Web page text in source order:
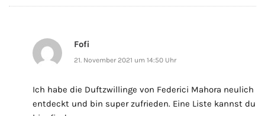
Fofi
21. November 2021 um 14:50 Uhr
Ich habe die Duftzwillinge von Federici Mahora neulich
entdeckt und bin super zufrieden. Eine Liste kannst du